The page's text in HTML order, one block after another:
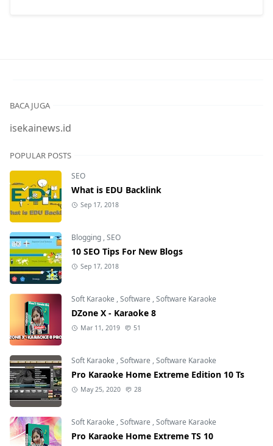
BACA JUGA
isekainews.id
POPULAR POSTS
SEO
What is EDU Backlink
Sep 17, 2018
Blogging ,SEO
10 SEO Tips For New Blogs
Sep 17, 2018
Soft Karaoke ,Software ,Software Karaoke
DZone X - Karaoke 8
Mar 11, 2019 51
Soft Karaoke ,Software ,Software Karaoke
Pro Karaoke Home Extreme Edition 10 Ts
May 25, 2020 28
Soft Karaoke ,Software ,Software Karaoke
Pro Karaoke Home Extreme TS 10